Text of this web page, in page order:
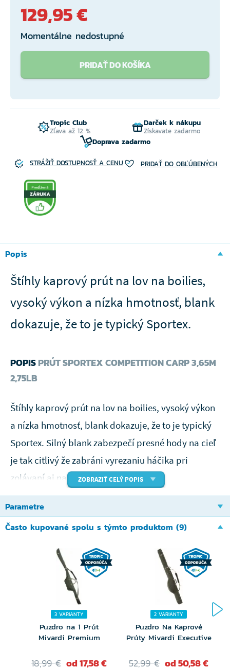
129,95 €
Momentálne nedostupné
PRIDAŤ DO KOŠÍKA
Tropic Club
Zľava až 12 %
Darček k nákupu
Získavate zadarmo
Doprava zadarmo
STRÁŽIŤ DOSTUPNOSŤ A CENU PRIDAŤ DO OBĽÚBENÝCH
Popis
Štíhly kaprový prút na lov na boilies,
vysoký výkon a nízka hmotnosť, blank
dokazuje, že to je typický Sportex.
POPISPRÚT SPORTEX COMPETITION CARP 3,65M
2,75LB
Štíhly kaprový prút na lov na boilies, vysoký výkon
a nízka hmotnosť, blank dokazuje, že to je typický
Sportex. Silný blank zabezpečí presné hody na cieľ
je tak citlivý že zabráni vyrezaniu háčika pri
zolávaní aj najdivokejších kaprov.
Prúty sú perfektné pre kaprárov, ktorí nechcú len
ďaleko hádzať, ale očakávajú od prúta spoľahlivé
zaseknutie ryby bez ohľadu na vzdialenosť a
umožňujú rybárom vychutnať si súboj s rybou.
Competition Carp poskytujú potešenie a tiež budú
dobre vyzerať vo vašom stojane.
Sportex kaprové prúty kombinujú znalosti v dizajne
ZOBRAZIŤ CELÝ POPIS
Parametre
Často kupované spolu s týmto produktom (9)
3 VARIANTY
Puzdro na 1 Prút
Mivardi Premium
18,99 € od 17,58 €
2 VARIANTY
Puzdro Na Kaprové
Prúty Mivardi Executive
52,99 € od 50,58 €